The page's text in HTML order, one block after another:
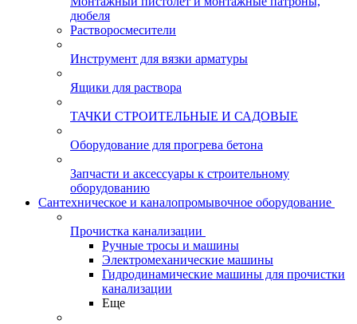
дюбеля
Растворосмесители
Инструмент для вязки арматуры
Ящики для раствора
ТАЧКИ СТРОИТЕЛЬНЫЕ И САДОВЫЕ
Оборудование для прогрева бетона
Запчасти и аксессуары к строительному
оборудованию
Сантехническое и каналопромывочное оборудование
Прочистка канализации
Ручные тросы и машины
Электромеханические машины
Гидродинамические машины для прочистки
канализации
Еще